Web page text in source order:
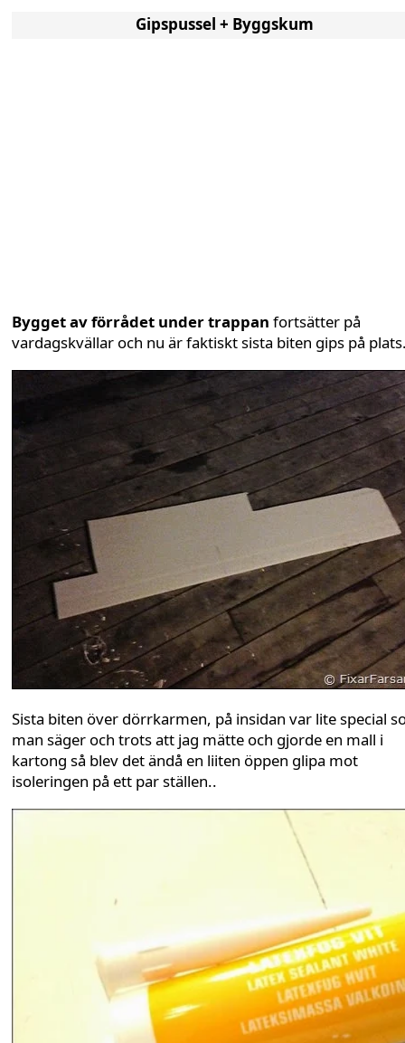
Gipspussel + Byggskum
Bygget av förrådet under trappan fortsätter på
vardagskvällar och nu är faktiskt sista biten gips på
Sista biten över dörrkarmen, på insidan var lite special
man säger och trots att jag mätte och gjorde en mall i
kartong så blev det ändå en liiten öppen glipa mot
isoleringen på ett par ställen..